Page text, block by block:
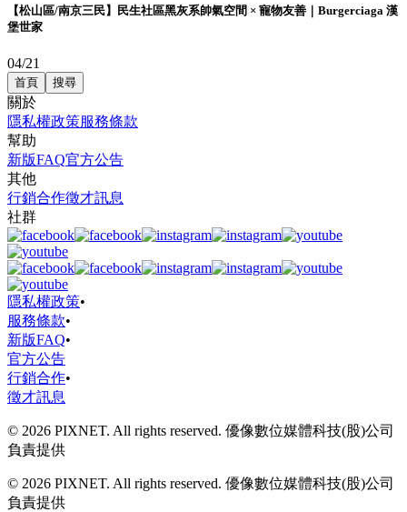
【松山區/南京三民】民生社區黑灰系帥氣空間 × 寵物友善｜Burgerciaga 漢
堡世家
04/21
首頁 搜尋
關於
隱私權政策服務條款
幫助
新版FAQ官方公告
其他
行銷合作徵才訊息
社群
隱私權政策•
服務條款•
新版FAQ•
官方公告
行銷合作•
徵才訊息
© 2026 PIXNET. All rights reserved. 優像數位媒體科技(股)公司
負責提供
© 2026 PIXNET. All rights reserved. 優像數位媒體科技(股)公司
負責提供